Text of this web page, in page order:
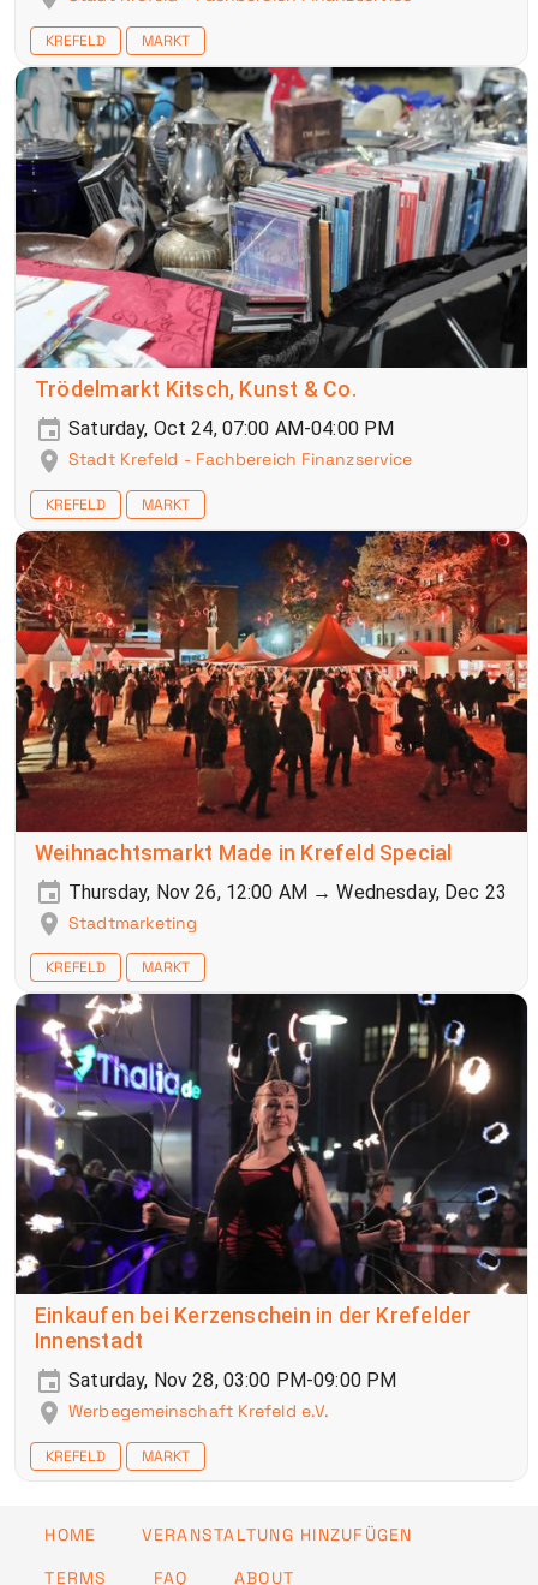
KREFELD MARKT
Trödelmarkt Kitsch, Kunst & Co.
Saturday, Oct 24, 07:00 AM-04:00 PM
Stadt Krefeld - Fachbereich Finanzservice
KREFELD MARKT
Weihnachtsmarkt Made in Krefeld Special
Thursday, Nov 26, 12:00 AM → Wednesday, Dec 23
Stadtmarketing
KREFELD MARKT
Einkaufen bei Kerzenschein in der Krefelder
Innenstadt
Saturday, Nov 28, 03:00 PM-09:00 PM
Werbegemeinschaft Krefeld e.V.
KREFELD MARKT
HOME
VERANSTALTUNG HINZUFÜGEN
TERMS
FAQ ABOUT